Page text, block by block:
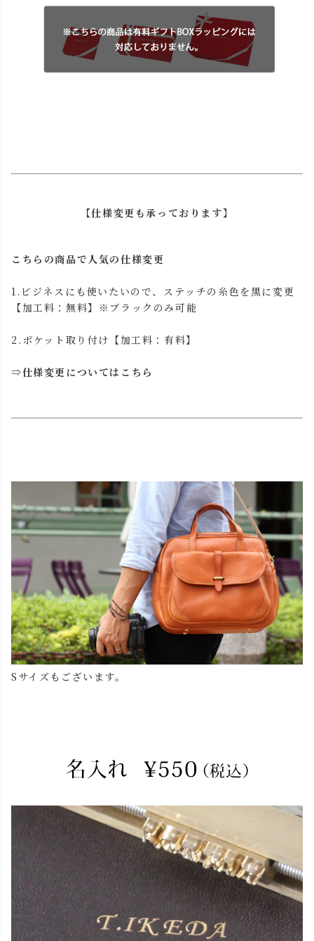
【仕様変更も承っております】
こちらの商品で人気の仕様変更
1.ビジネスにも使いたいので、ステッチの糸色を黒に変更
【加工料：無料】※ブラックのみ可能
2.ポケット取り付け【加工料：有料】
⇒仕様変更についてはこちら
Sサイズもございます。